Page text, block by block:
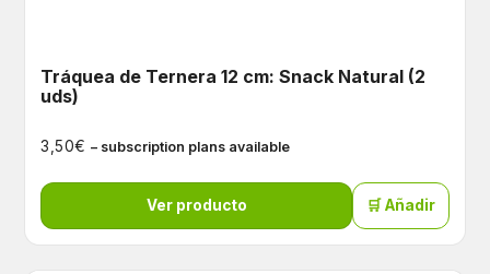
Tráquea de Ternera 12 cm: Snack Natural (2
uds)
3,50€ – subscription plans available
Ver producto 🛒 Añadir